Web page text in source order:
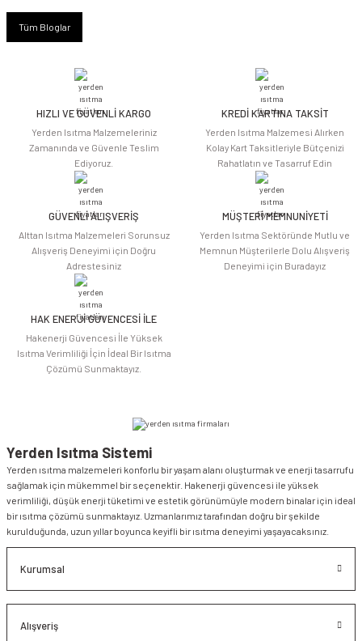
Tüm Bloglar
HIZLI VE GÜVENLİ KARGO
Yerden Isıtma Malzemeleriniz
Zamanında ve Güvenle Teslim
Ediyoruz.
KREDİ KARTINA TAKSİT
Yerden Isıtma Malzemesi Alırken
Kolay Kart Taksitleriyle Bütçenizi
Rahatlatın ve Tasarruf Edin
GÜVENLİ ALIŞVERİŞ
Alttan Isıtma Malzemeleri Sorunsuz
Alışveriş Deneyimi için Doğru
Adrestesiniz
MÜŞTERİ MEMNUNİYETİ
Yerden Isıtma Sektöründe Mutlu ve
Memnun Müşterilerle Dolu Alışveriş
Deneyimi için Buradayız
HAK ENERJİ GÜVENCESİ İLE
Hakenerji Güvencesi İle Yüksek
Isıtma Verimliliği İçin İdeal Bir Isıtma
Çözümü Sunmaktayız.
Yerden Isıtma Sistemi
Yerden ısıtma malzemeleri konforlu bir yaşam alanı oluşturmak ve enerji tasarrufu
sağlamak için mükemmel bir seçenektir. Hakenerji güvencesi ile yüksek
verimliliği, düşük enerji tüketimi ve estetik görünümüyle modern binalar için ideal
bir ısıtma çözümü sunmaktayız. Uzmanlarımız tarafından doğru bir şekilde
kurulduğunda, uzun yıllar boyunca keyifli bir ısıtma deneyimi yaşayacaksınız.
Kurumsal
Alışveriş